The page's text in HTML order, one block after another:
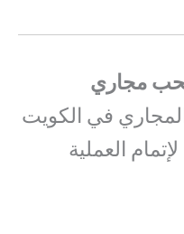
في الكويت
العملية